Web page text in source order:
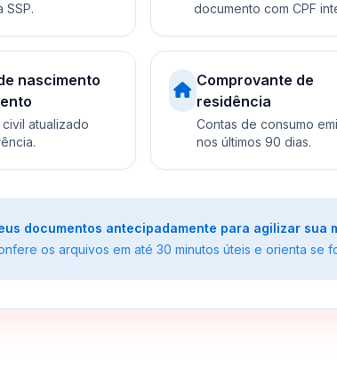
SSP.
documento com CPF
nascimento
atualizado
Comprovante de
residência
Contas de consumo
nos últimos 90 dias.
documentos antecipadamente para agilizar sua
os arquivos em até 30 minutos úteis e orienta se